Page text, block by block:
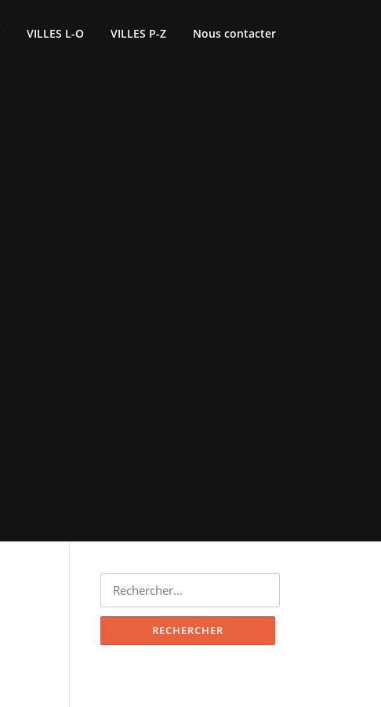
VILLES L-O VILLES P-Z Nous contacter
Rechercher :